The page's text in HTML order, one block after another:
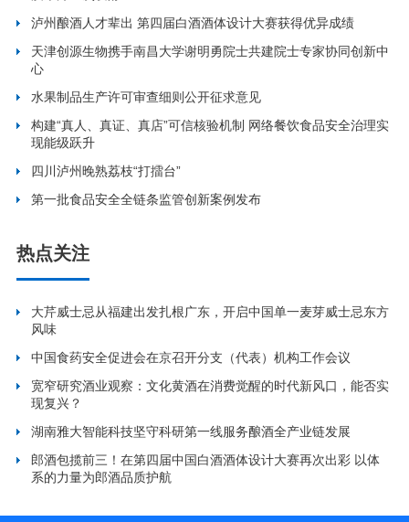
泸州酿酒人才辈出 第四届白酒酒体设计大赛获得优异成绩
天津创源生物携手南昌大学谢明勇院士共建院士专家协同创新中
心
水果制品生产许可审查细则公开征求意见
构建“真人、真证、真店”可信核验机制 网络餐饮食品安全治理实
现能级跃升
四川泸州晚熟荔枝“打擂台”
第一批食品安全全链条监管创新案例发布
热点关注
大芹威士忌从福建出发扎根广东，开启中国单一麦芽威士忌东方
风味
中国食药安全促进会在京召开分支（代表）机构工作会议
宽窄研究酒业观察：文化黄酒在消费觉醒的时代新风口，能否实
现复兴？
湖南雅大智能科技坚守科研第一线服务酿酒全产业链发展
郎酒包揽前三！在第四届中国白酒酒体设计大赛再次出彩 以体
系的力量为郎酒品质护航